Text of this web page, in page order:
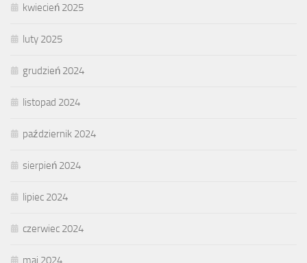
kwiecień 2025
luty 2025
grudzień 2024
listopad 2024
październik 2024
sierpień 2024
lipiec 2024
czerwiec 2024
maj 2024